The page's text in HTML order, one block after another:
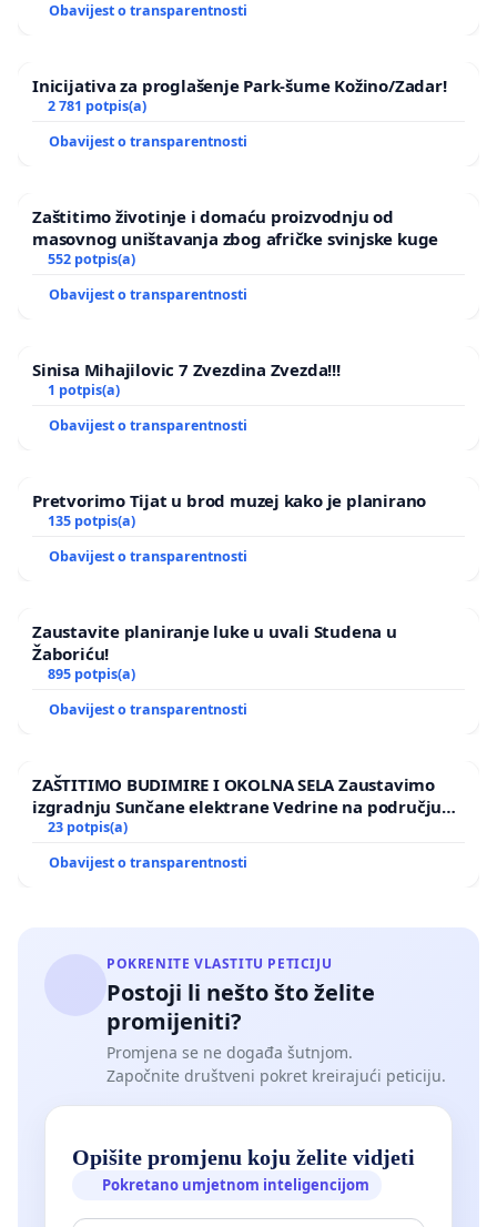
Obavijest o transparentnosti
Inicijativa za proglašenje Park-šume Kožino/Zadar!
2 781 potpis(a)
Obavijest o transparentnosti
Zaštitimo životinje i domaću proizvodnju od
masovnog uništavanja zbog afričke svinjske kuge
552 potpis(a)
Obavijest o transparentnosti
Sinisa Mihajilovic 7 Zvezdina Zvezda!!!
1 potpis(a)
Obavijest o transparentnosti
Pretvorimo Tijat u brod muzej kako je planirano
135 potpis(a)
Obavijest o transparentnosti
Zaustavite planiranje luke u uvali Studena u
Žaboriću!
895 potpis(a)
Obavijest o transparentnosti
ZAŠTITIMO BUDIMIRE I OKOLNA SELA Zaustavimo
izgradnju Sunčane elektrane Vedrine na području
Ugljana
23 potpis(a)
Obavijest o transparentnosti
POKRENITE VLASTITU PETICIJU
Postoji li nešto što želite
promijeniti?
Promjena se ne događa šutnjom.
Započnite društveni pokret kreirajući peticiju.
Opišite promjenu koju želite vidjeti
Pokretano umjetnom inteligencijom